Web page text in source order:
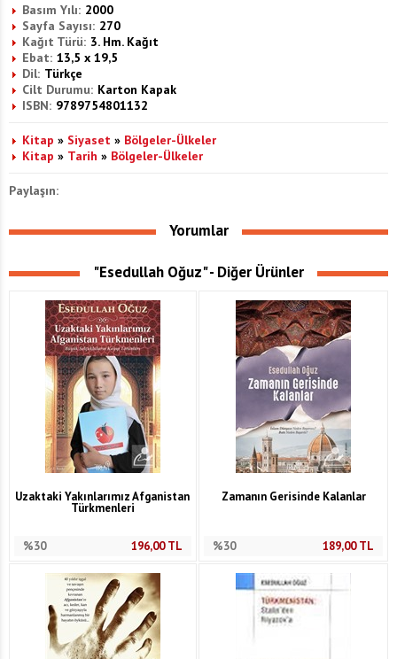
Basım Yılı: 2000
Sayfa Sayısı: 270
Kağıt Türü: 3. Hm. Kağıt
Ebat: 13,5 x 19,5
Dil: Türkçe
Cilt Durumu: Karton Kapak
ISBN: 9789754801132
Kitap » Siyaset » Bölgeler-Ülkeler
Kitap » Tarih » Bölgeler-Ülkeler
Paylaşın:
Yorumlar
"Esedullah Oğuz" - Diğer Ürünler
Uzaktaki Yakınlarımız Afganistan
Türkmenleri
%30 196,00TL
Zamanın Gerisinde Kalanlar
%30 189,00TL